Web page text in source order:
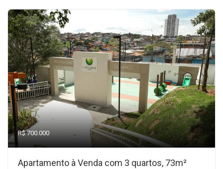
R$ 700.000
Apartamento à Venda com 3 quartos, 73m²